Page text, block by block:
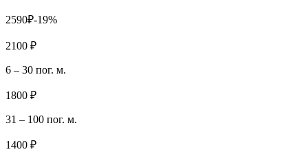
2590₽-19%
2100 ₽
6 – 30 пог. м.
1800 ₽
31 – 100 пог. м.
1400 ₽